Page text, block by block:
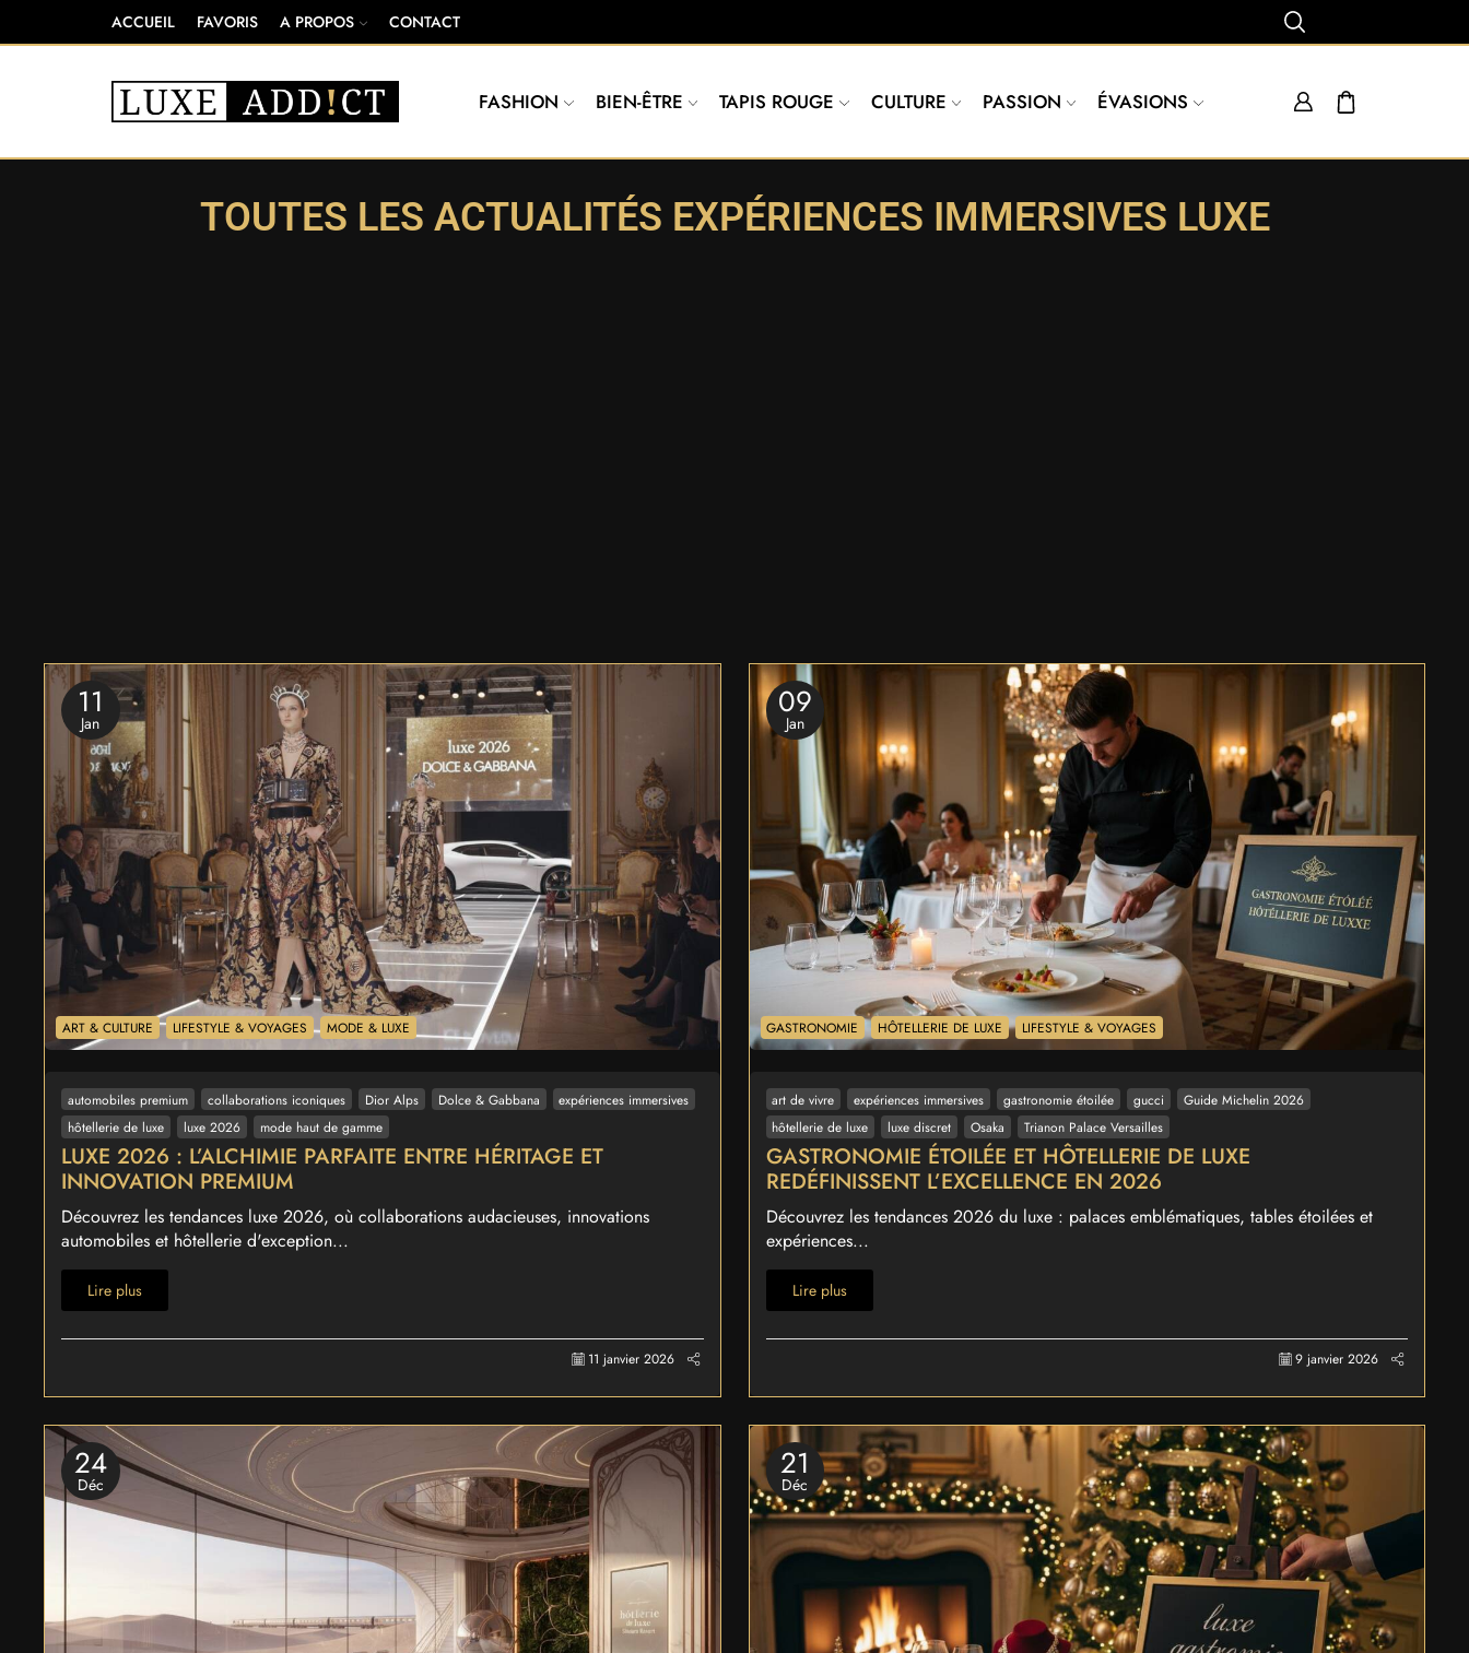
ACCUEIL FAVORIS A PROPOS CONTACT
FASHION BIEN-ÊTRE TAPIS ROUGE CULTURE PASSION ÉVASIONS
TOUTES LES ACTUALITÉS EXPÉRIENCES IMMERSIVES LUXE
11
Jan
ART & CULTURE LIFESTYLE & VOYAGES MODE & LUXE
automobiles premium collaborations iconiques Dior Alps Dolce & Gabbana
expériences immersives
hôtellerie de luxe
luxe 2026 mode haut de gamme
LUXE 2026 : L’ALCHIMIE PARFAITE ENTRE HÉRITAGE ET
INNOVATION PREMIUM
Découvrez les tendances luxe 2026, où collaborations audacieuses, innovations
automobiles et hôtellerie d'exception...
Lire plus
11 janvier 2026
09
Jan
GASTRONOMIE HÔTELLERIE DE LUXE LIFESTYLE & VOYAGES
art de vivre expériences immersives gastronomie étoilée gucci
Guide Michelin 2026
hôtellerie de luxe
luxe discret Osaka Trianon Palace Versailles
GASTRONOMIE ÉTOILÉE ET HÔTELLERIE DE LUXE
REDÉFINISSENT L’EXCELLENCE EN 2026
Découvrez les tendances 2026 du luxe : palaces emblématiques, tables étoilées et
expériences...
Lire plus
9 janvier 2026
24
Déc
21
Déc